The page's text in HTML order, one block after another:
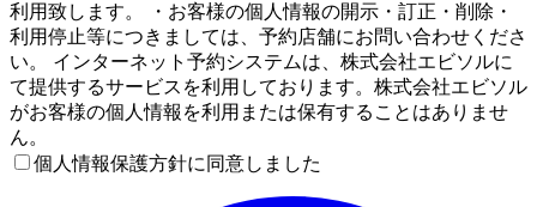
利用致します。 ・お客様の個人情報の開示・訂正・削除・
利用停止等につきましては、予約店舗にお問い合わせくださ
い。 インターネット予約システムは、株式会社エビソルに
て提供するサービスを利用しております。株式会社エビソル
がお客様の個人情報を利用または保有することはありませ
ん。
個人情報保護方針に同意しました